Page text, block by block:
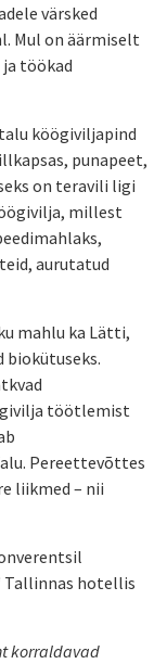
värsked
Mul on äärmiselt
töökad
köögiviljapind
punapeet,
on teravili ligi
millest
aurutatud
mahlu ka Lätti,
biokütuseks.
töötlemist
Pereettevõttes
liikmed – nii
Tallinnas hotellis
korraldavad